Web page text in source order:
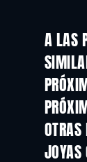
A LAS
OTRAS
JOYAS